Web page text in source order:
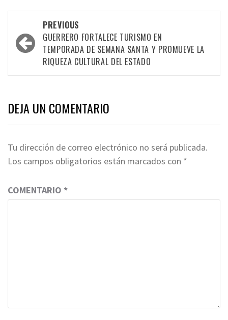
navigation
PREVIOUS
GUERRERO FORTALECE TURISMO EN
TEMPORADA DE SEMANA SANTA Y PROMUEVE LA
RIQUEZA CULTURAL DEL ESTADO
DEJA UN COMENTARIO
Tu dirección de correo electrónico no será publicada.
Los campos obligatorios están marcados con *
COMENTARIO *